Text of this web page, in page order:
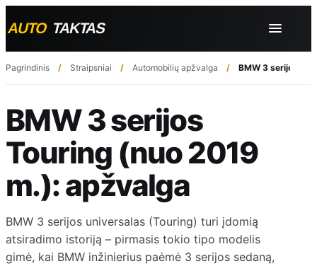
Pagrindinis Straipsniai Automobilių apžvalga BMW 3 serijos
BMW 3 serijos
Touring (nuo 2019
m.): apžvalga
BMW 3 serijos universalas (Touring) turi įdomią
atsiradimo istoriją – pirmasis tokio tipo modelis
gimė, kai BMW inžinierius paėmė 3 serijos sedaną,